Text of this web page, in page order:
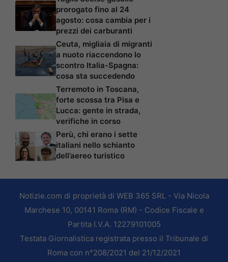
prorogato fino al 24
agosto: cosa cambia per i
prezzi dei carburanti
Ceuta, migliaia di migranti
a nuoto riaccendono lo
scontro Italia-Spagna:
cosa sta succedendo
Terremoto in Toscana,
forte scossa tra Pisa e
Lucca: gente in strada,
verifiche in corso
Perù, chi erano i sette
italiani nello schianto
dell’aereo turistico
Notizie.com di proprietà di WEB 365 SRL - Via Nicola
Marchese 10, 00141 Roma (RM) - Codice Fiscale e
Partita I.V.A. 12279101005
Testata Giornalistica registrata presso il Tribunale di
Roma con n°208/2021 del 21/12/2021